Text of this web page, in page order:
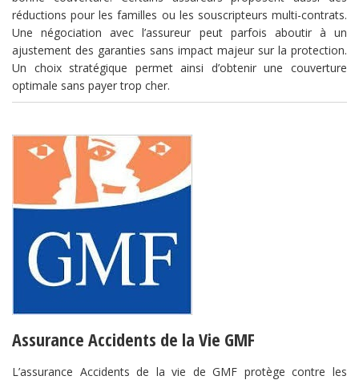
réductions pour les familles ou les souscripteurs multi-contrats.
Une négociation avec l’assureur peut parfois aboutir à un
ajustement des garanties sans impact majeur sur la protection.
Un choix stratégique permet ainsi d’obtenir une couverture
optimale sans payer trop cher.
Assurance Accidents de la Vie GMF
L’assurance Accidents de la vie de GMF protège contre les